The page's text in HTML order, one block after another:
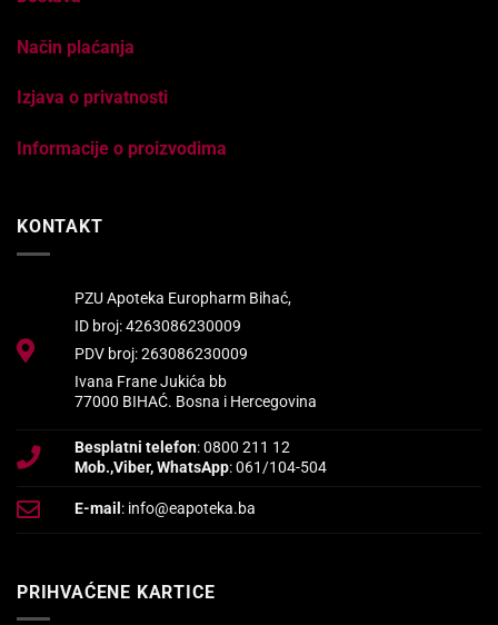
Način plaćanja
Izjava o privatnosti
Informacije o proizvodima
KONTAKT
PZU Apoteka Europharm Bihać,
ID broj: 4263086230009
PDV broj: 263086230009
Ivana Frane Jukića bb
77000 BIHAĆ. Bosna i Hercegovina
Besplatni telefon: 0800 211 12
Mob.,Viber, WhatsApp: 061/104-504
E-mail : info@eapoteka.ba
PRIHVAĆENE KARTICE